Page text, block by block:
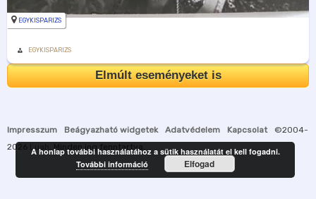
EGYKISPARIZS
EGYKISPARIZS
Elmúlt eseményeket is
Impresszum Beágyazható widgetek Adatvédelem Kapcsolat
©2004-
2026
. Minden jog fenntartva.
A honlap további használatához a sütik használatát el kell fogadni.
További információ
Elfogad